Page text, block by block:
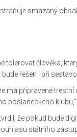
smazaný
tolerovat člověka,
řešen i při
má připravené
poslaneckého klubu,“
že pokud bude
státního